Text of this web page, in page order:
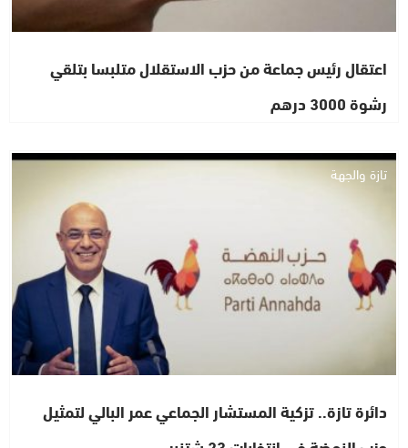
اعتقال رئيس جماعة من حزب الاستقلال متلبسا بتلقي
رشوة 3000 درهم
تازة والجهة
دائرة تازة.. تزكية المستشار الجماعي عمر البالي لتمثيل